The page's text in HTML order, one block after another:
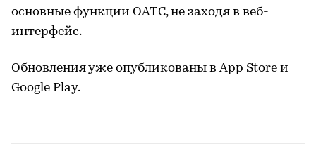
основные функции ОАТС, не заходя в веб-
интерфейс.
Обновления уже опубликованы в App Store и
Google Play.